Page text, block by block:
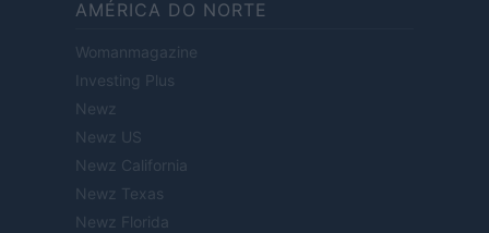
AMÉRICA DO NORTE
Womanmagazine
Investing Plus
Newz
Newz US
Newz California
Newz Texas
Newz Florida